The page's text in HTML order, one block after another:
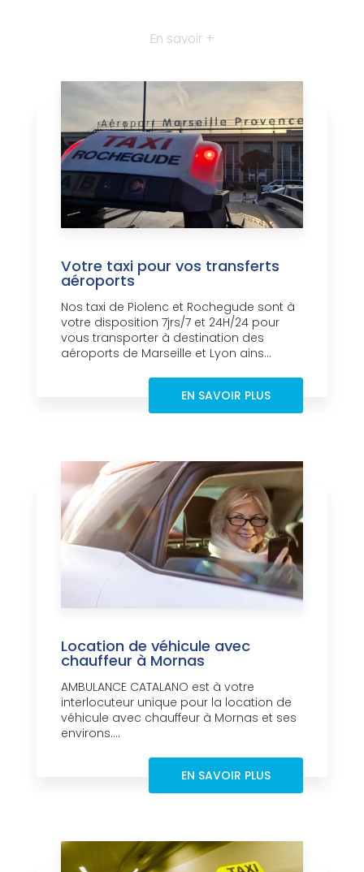
En savoir +
Votre taxi pour vos transferts
aéroports
Nos taxi de Piolenc et Rochegude sont à
votre disposition 7jrs/7 et 24H/24 pour
vous transporter à destination des
aéroports de Marseille et Lyon ains...
EN SAVOIR PLUS
Location de véhicule avec
chauffeur à Mornas
AMBULANCE CATALANO est à votre
interlocuteur unique pour la location de
véhicule avec chauffeur à Mornas et ses
environs....
EN SAVOIR PLUS